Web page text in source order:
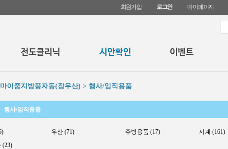
회원가입 로그인 마이페이지
이중지방풍자동(장우산) > 행사/임직용품
행사/임직용품
우산 (71) 주방용품 (17)
시계 (161)
(23)